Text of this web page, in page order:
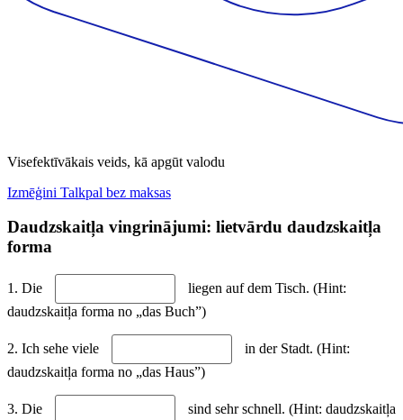
Visefektīvākais veids, kā apgūt valodu
Izmēģini Talkpal bez maksas
Daudzskaitļa vingrinājumi: lietvārdu daudzskaitļa
forma
1. Die
liegen auf dem Tisch. (Hint:
daudzskaitļa forma no „das Buch”)
2. Ich sehe viele
in der Stadt. (Hint:
daudzskaitļa forma no „das Haus”)
3. Die
sind sehr schnell. (Hint: daudzskaitļa